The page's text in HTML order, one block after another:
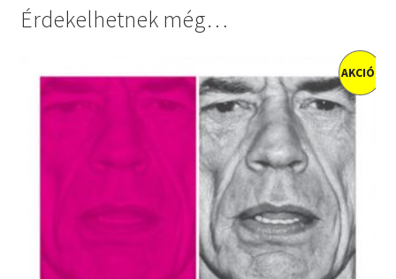
Érdekelhetnek még…
AKCIÓ!